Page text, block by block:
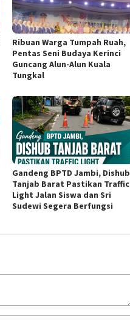
Ribuan Warga Tumpah Ruah,
Pentas Seni Budaya Kerinci
Guncang Alun-Alun Kuala
Tungkal
Gandeng BPTD Jambi, Dishub
Tanjab Barat Pastikan Traffic
Light Jalan Siswa dan Sri
Sudewi Segera Berfungsi